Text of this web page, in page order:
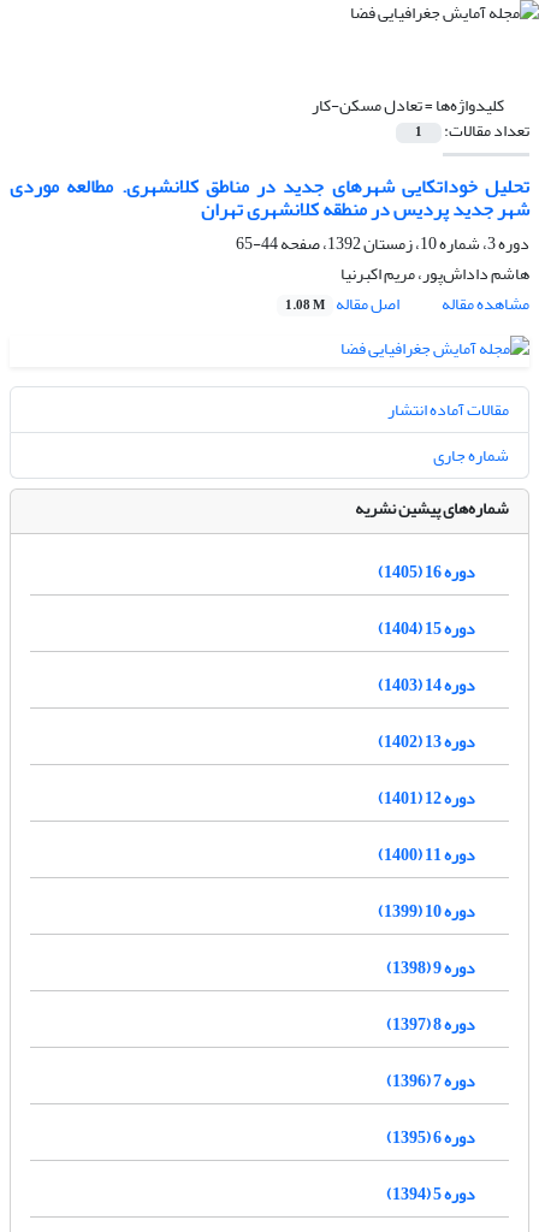
کلیدواژه‌ها =تعادل مسکن-کار
تعداد مقالات: 1
تحلیل خوداتکایی شهرهای جدید در مناطق کلانشهری. مطالعه موردی
شهر جدید پردیس در منطقه کلانشهری تهران
دوره 3، شماره 10، زمستان 1392، صفحه
44-65
هاشم داداش‌پور، مریم اکبرنیا
مشاهده مقاله
اصل مقاله 1.08 M
مقالات آماده انتشار
شماره جاری
شماره‌های پیشین نشریه
دوره 16 (1405)
دوره 15 (1404)
دوره 14 (1403)
دوره 13 (1402)
دوره 12 (1401)
دوره 11 (1400)
دوره 10 (1399)
دوره 9 (1398)
دوره 8 (1397)
دوره 7 (1396)
دوره 6 (1395)
دوره 5 (1394)